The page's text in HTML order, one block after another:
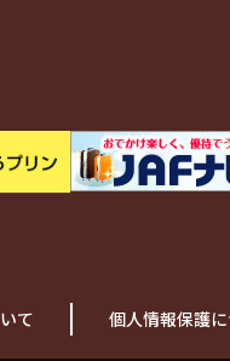
て 個人情報保護